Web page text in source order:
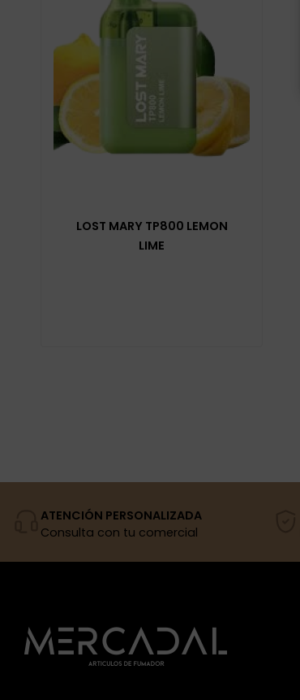
LOST MARY TP800 LEMON
LIME
ATENCIÓN PERSONALIZADA
Consulta con tu comercial